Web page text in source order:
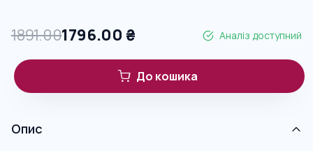
1891.001796.00 ₴ Аналіз доступний
До кошика
Опис